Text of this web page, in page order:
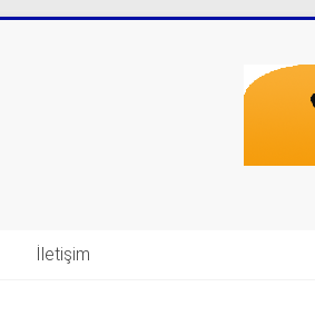
İletişim